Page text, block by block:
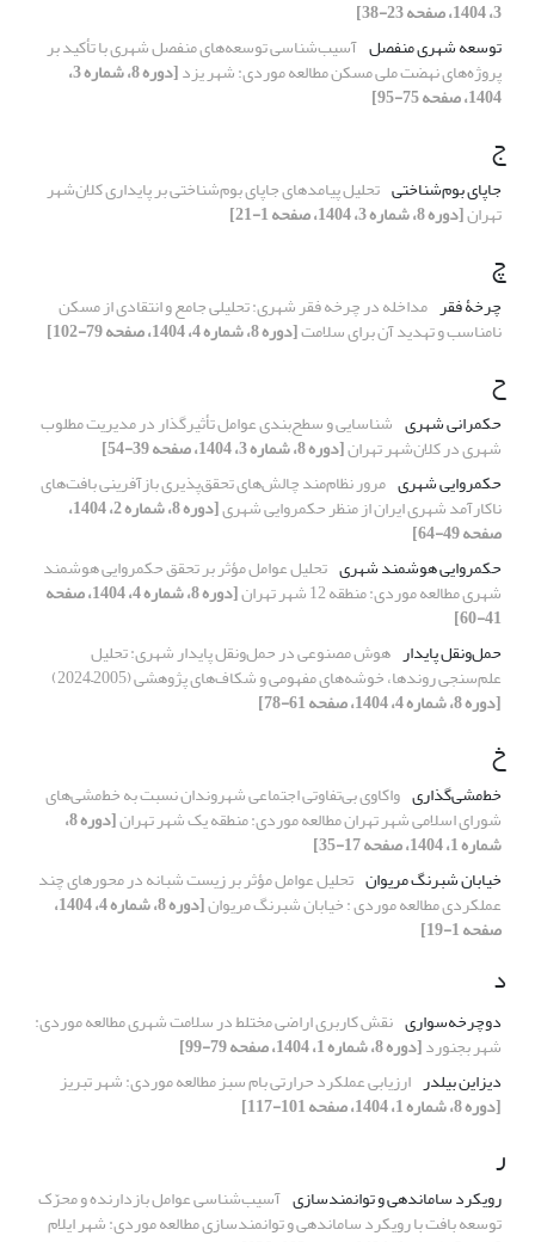
3، 1404، صفحه 23-38]
توسعه شهری منفصل آسیب‌شناسی توسعه‌های منفصل شهری با تأکید بر
پروژه‌های نهضت ملی مسکن مطالعه موردی: شهر یزد [دوره 8، شماره 3،
1404، صفحه 75-95]
ج
جاپای بوم‌شناختی تحلیل پیامدهای جاپای بوم‌شناختی بر پایداری کلان‌شهر
تهران[دوره 8، شماره 3، 1404، صفحه 1-21]
چ
چرخۀ فقر مداخله در چرخه فقر شهری: تحلیلی جامع و انتقادی از مسکن
نامناسب و تهدید آن برای سلامت[دوره 8، شماره 4، 1404، صفحه 79-102]
ح
حکمرانی شهری شناسایی و سطح‌بندی عوامل تأثیرگذار در مدیریت مطلوب
شهری در کلان‌شهر تهران[دوره 8، شماره 3، 1404، صفحه 39-54]
حکمروایی شهری مرور نظام‌مند چالش‌های تحقق‌پذیری بازآفرینی بافت‌های
ناکارآمد شهری ایران از منظر حکمروایی شهری [دوره 8، شماره 2، 1404،
صفحه 49-64]
حکمروایی هوشمند شهری تحلیل عوامل مؤثر بر تحقق حکمروایی هوشمند
شهری مطالعه موردی: منطقه 12 شهر تهران [دوره 8، شماره 4، 1404، صفحه
41-60]
حمل‌و‌نقل پایدار هوش مصنوعی در حمل‌ونقل پایدار شهری: تحلیل
علم‌سنجی روندها، خوشه‌های مفهومی و شکاف‌های پژوهشی (2005–2024)
[دوره 8، شماره 4، 1404، صفحه 61-78]
خ
خط‌مشی‌گذاری واکاوی بی‌تفاوتی اجتماعی شهروندان نسبت به خط‌مشی‌های
شورای اسلامی شهر تهران مطالعه موردی: منطقه یک شهر تهران [دوره 8،
شماره 1، 1404، صفحه 17-35]
خیابان شبرنگ مریوان تحلیل عوامل مؤثر بر زیست شبانه در محورهای چند
عملکردی مطالعه موردی : خیابان شبرنگ مریوان [دوره 8، شماره 4، 1404،
صفحه 1-19]
د
دوچرخه‌سواری نقش کاربری اراضی مختلط در سلامت شهری مطالعه موردی:
شهر بجنورد[دوره 8، شماره 1، 1404، صفحه 79-99]
دیزاین بیلدر ارزیابی عملکرد حرارتی بام سبز مطالعه موردی: شهر تبریز
[دوره 8، شماره 1، 1404، صفحه 101-117]
ر
رویکرد ساماندهی و توانمندسازی آسیب‌شناسی عوامل بازدارنده و محرّک
توسعه بافت با رویکرد ساماندهی و توانمندسازی مطالعه موردی: شهر ایلام